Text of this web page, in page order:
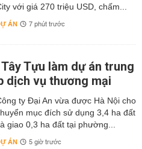
với giá 270 triệu USD, chấm...
ÁN 7 phút trước
Tựu làm dự án trung
dịch vụ thương mại
ty Đại An vừa được Hà Nội cho
mục đích sử dụng 3,4 ha đất
giao 0,3 ha đất tại phường...
ÁN 5 giờ trước